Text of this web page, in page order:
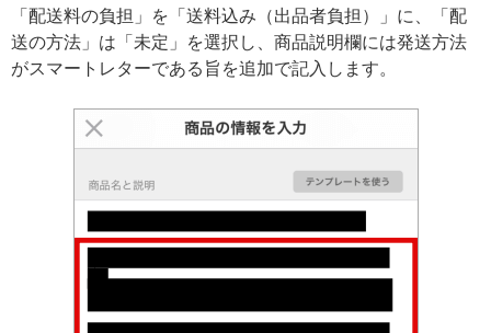
「配送料の負担」を「送料込み（出品者負担）」に、「配
送の方法」は「未定」を選択し、商品説明欄には発送方法
がスマートレターである旨を追加で記入します。